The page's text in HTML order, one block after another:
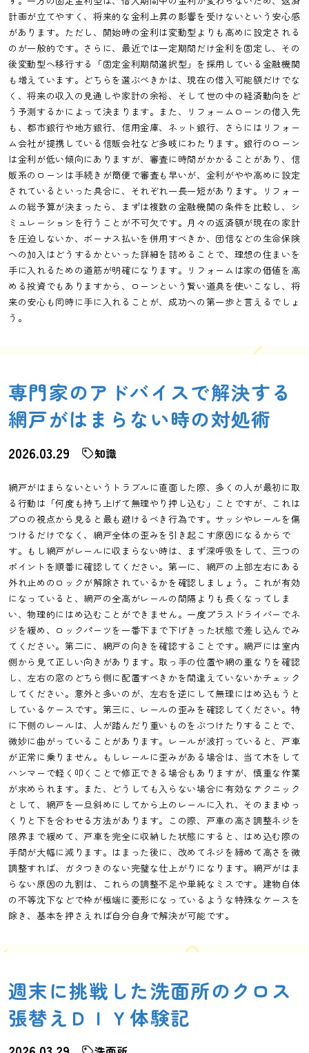
計画が立てやすく、将来的な金利上昇の影響を受けないという安心感
があります。ただし、開始時の金利は変動型よりも高めに設定される
のが一般的です。さらに、最近では一定期間だけ金利を固定し、その
後変動型へ移行する「固定金利期間選択型」を採用している金融機関
も増えています。どちらを選ぶべきかは、現在の借入可能額だけでな
く、将来の収入の見通しや家計の余裕、そして世の中の経済動向をど
う予測するかによって決まります。また、リフォームローンの借入先
も、都市銀行や地方銀行、信用金庫、ネット銀行、さらにはリフォー
ム会社が提携している信販会社など多岐にわたります。銀行のローン
は金利が低い傾向にありますが、審査に時間がかかることがあり、信
販系のローンは手続きが簡便で審査も早いが、金利がやや高めに設定
されているといった具合に、それぞれ一長一短があります。リフォー
ムの総予算が決まったら、まずは複数の金融機関の条件を比較し、シ
ミュレーションを行うことが不可欠です。月々の返済額が現在の家計
を圧迫しないか、ボーナス払いを併用すべきか、団信などの生命保険
への加入はどうするかといった詳細を詰めることで、理想の住まいを
手に入れるための道筋が明確になります。リフォームは家の価値を高
める投資でもありますから、ローンという賢い道具を使いこなし、将
来の安心も同時に手に入れることが、成功への第一歩と言えるでしょ
う。
専門家のアドバイスで解決する
網戸がはまらない時の対処術
2026.03.29 知識
網戸がはまらないというトラブルに直面した際、多くの人が最初に取
る行動は「何度も持ち上げて無理やり押し込む」ことですが、これは
プロの視点から見ると最も避けるべき行為です。サッシやレールを傷
つけるだけでなく、網戸全体の歪みを引き起こす原因になるからで
す。もし網戸がレールに収まらない時は、まず深呼吸をして、三つの
ポイントを順番に確認してください。第一に、網戸の上部左右にある
外れ止めのロックが解除されているかを確認しましょう。これが有効
になっていると、網戸の全高がレールの間隔よりも長くなってしま
い、物理的にはめ込むことができません。一度プラスドライバーでネ
ジを緩め、ロックパーツを一番下まで下げきった状態で差し込んでみ
てください。第二に、網戸の向きを確認することです。網戸には室内
側から見て正しい向きがあります。取っ手の位置や網の重なりを確認
し、左右の窓のどちら側に配置すべきかを間違えていないかチェック
してください。意外と多いのが、左右を逆にして無理にはめ込もうと
しているケースです。第三に、レールの歪みを確認してください。特
に下側のレールは、人が踏んだり重いものをぶつけたりすることで、
微妙に曲がっていることがあります。レールが波打っていると、戸車
が正常に乗りません。もしレールに歪みがある場合は、当て木をして
ハンマーで軽く叩くことで修正できる場合もありますが、慎重な作業
が求められます。また、どうしても入らない場合に有効なテクニック
として、網戸を一旦斜めにしてから上のレールに入れ、そのままゆっ
くりと下を合わせる方法があります。この際、戸車の高さ調整ネジを
限界まで緩めて、戸車を完全に収納した状態にすると、はめ込む際の
手間が大幅に減ります。はまった後に、改めてネジを締めて高さを微
調整すれば、ガタつきのない完璧な仕上がりになります。網戸がはま
らない原因の九割は、これらの調整不足や単純なミスです。建物自体
の不等沈下などで枠が極端に菱形になっているような特殊なケースを
除き、基本を押さえれば自分自身で解決が可能です。
週末に挑戦した洗面所のクロス
張替えＤＩＹ体験記